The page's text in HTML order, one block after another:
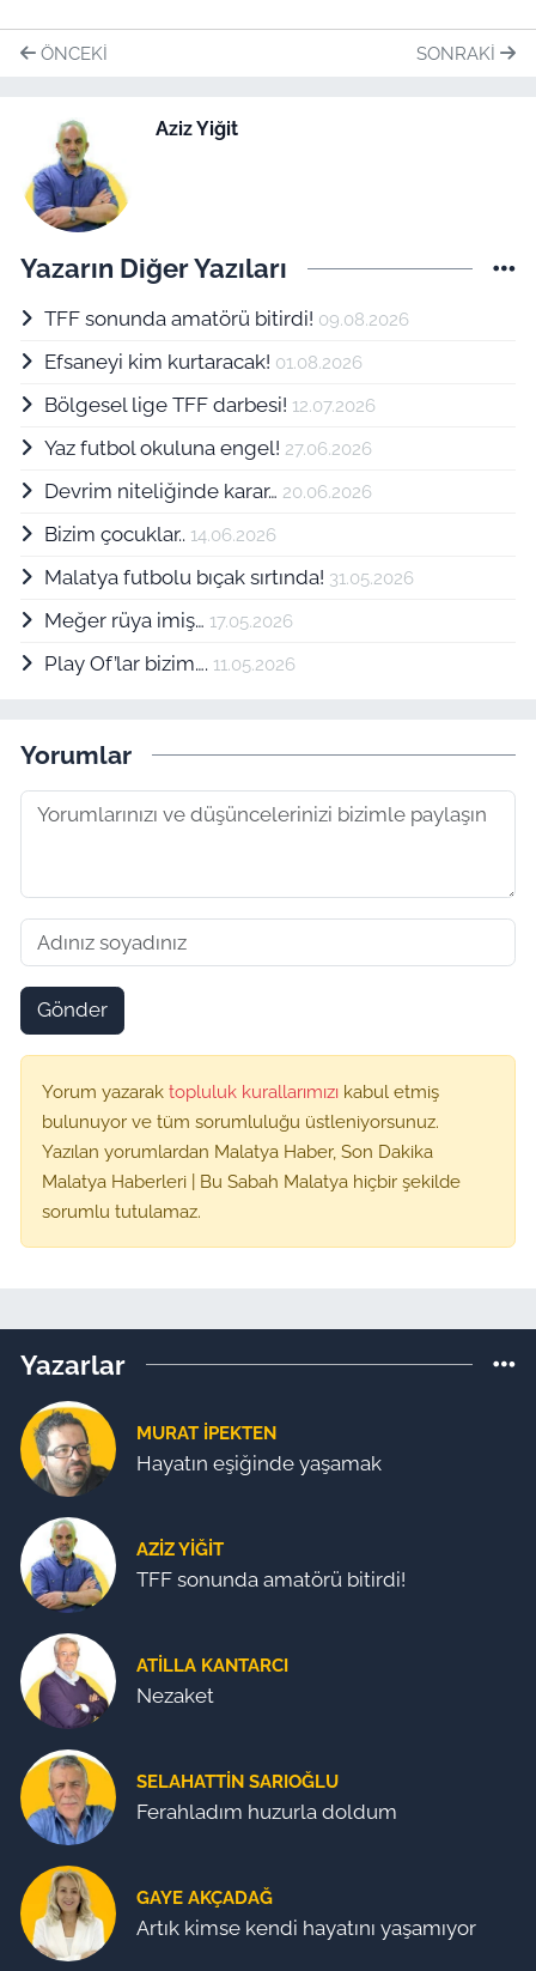
ÖNCEKI SONRAKI
Aziz Yiğit
Yazarın Diğer Yazıları
TFF sonunda amatörü bitirdi! 09.08.2026
Efsaneyi kim kurtaracak! 01.08.2026
Bölgesel lige TFF darbesi! 12.07.2026
Yaz futbol okuluna engel! 27.06.2026
Devrim niteliğinde karar… 20.06.2026
Bizim çocuklar.. 14.06.2026
Malatya futbolu bıçak sırtında! 31.05.2026
Meğer rüya imiş… 17.05.2026
Play Of’lar bizim…. 11.05.2026
Yorumlar
Gönder
Yorum yazarak topluluk kurallarımızı kabul etmiş
bulunuyor ve tüm sorumluluğu üstleniyorsunuz.
Yazılan yorumlardan Malatya Haber, Son Dakika
Malatya Haberleri | Bu Sabah Malatya hiçbir şekilde
sorumlu tutulamaz.
Yazarlar
MURAT İPEKTEN
Hayatın eşiğinde yaşamak
AZIZ YIĞIT
TFF sonunda amatörü bitirdi!
ATILLA KANTARCI
Nezaket
SELAHATTIN SARIOĞLU
Ferahladım huzurla doldum
GAYE AKÇADAĞ
Artık kimse kendi hayatını yaşamıyor